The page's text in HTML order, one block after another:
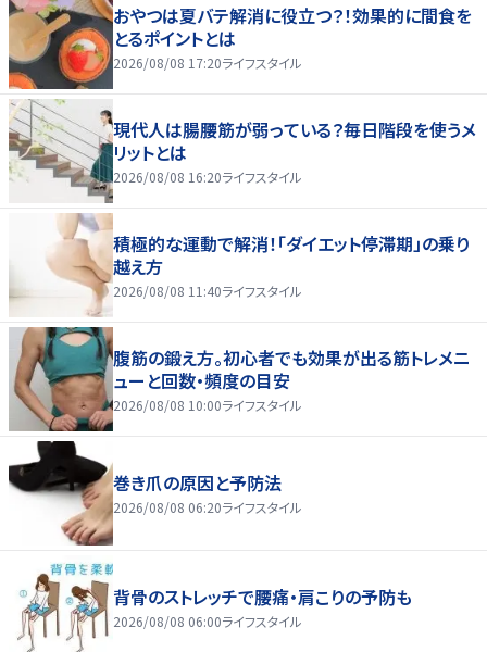
おやつは夏バテ解消に役立つ？！効果的に間食を
とるポイントとは
2026/08/08 17:20ライフスタイル
現代人は腸腰筋が弱っている？毎日階段を使うメ
リットとは
2026/08/08 16:20ライフスタイル
積極的な運動で解消！「ダイエット停滞期」の乗り
越え方
2026/08/08 11:40ライフスタイル
腹筋の鍛え方。初心者でも効果が出る筋トレメニ
ューと回数・頻度の目安
2026/08/08 10:00ライフスタイル
巻き爪の原因と予防法
2026/08/08 06:20ライフスタイル
背骨のストレッチで腰痛・肩こりの予防も
2026/08/08 06:00ライフスタイル